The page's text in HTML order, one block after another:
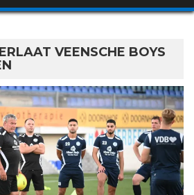
VEENSCHE BOYS